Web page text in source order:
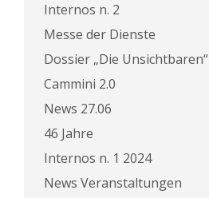
Internos n. 2
Messe der Dienste
Dossier „Die Unsichtbaren“
Cammini 2.0
News 27.06
46 Jahre
Internos n. 1 2024
News Veranstaltungen